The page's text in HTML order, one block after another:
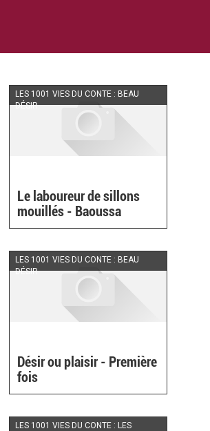
LES 1001 VIES DU CONTE : BEAU
DÉSIR
Le laboureur de sillons
mouillés - Baoussa
LES 1001 VIES DU CONTE : BEAU
DÉSIR
Désir ou plaisir - Première
fois
LES 1001 VIES DU CONTE : LES